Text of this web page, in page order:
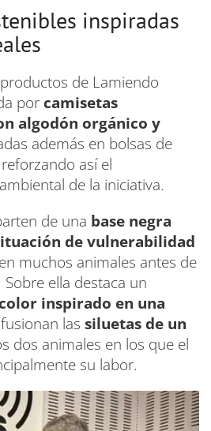
inspiradas
de Lamiendo
por camisetas
algodón orgánico y
además en bolsas de
así el
de la iniciativa.
de una base negra
de vulnerabilidad
muchos animales antes de
ella destaca un
inspirado en una
las siluetas de un
dos animales en los que el
su labor.